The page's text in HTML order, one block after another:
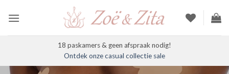
naar
18 paskamers & geen afspraak nodig!
Ontdek onze casual collectie sale